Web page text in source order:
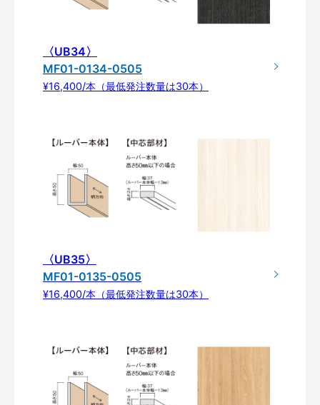
〈UB34〉
MF01-0134-0505
¥16,400/本（最低発注数量は30本）
〈UB35〉
MF01-0135-0505
¥16,400/本（最低発注数量は30本）